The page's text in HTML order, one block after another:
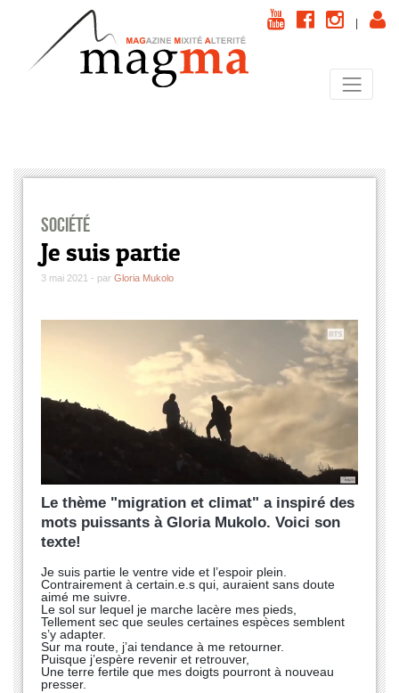
Société
Je suis partie
3 mai 2021 - par Gloria Mukolo
Le thème "migration et climat" a inspiré des
mots puissants à Gloria Mukolo. Voici son
texte!
Je suis partie le ventre vide et l’espoir plein.
Contrairement à certain.e.s qui, auraient sans doute
aimé me suivre.
Le sol sur lequel je marche lacère mes pieds,
Tellement sec que seules certaines espèces semblent
s’y adapter.
Sur ma route, j’ai tendance à me retourner.
Puisque j’espère revenir et retrouver,
Une terre fertile que mes doigts pourront à nouveau
presser.